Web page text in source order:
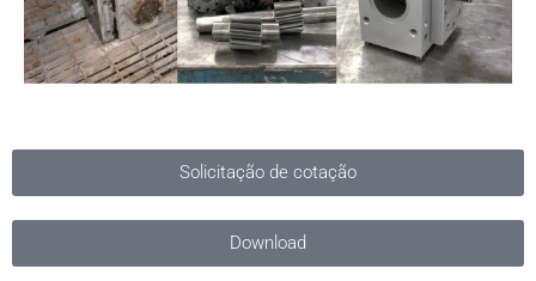
Solicitação de cotação
Download